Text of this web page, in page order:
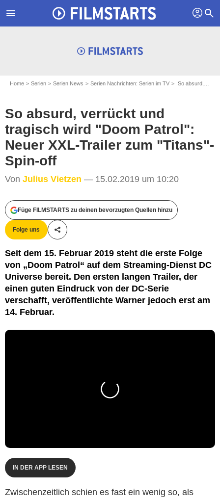
menu profil search
Home Serien Serien News Serien Nachrichten: Serien im TV So absurd, verrückt und tragisch wird "Doom Patrol": Neuer XXL-Trailer zum "Titans"-Spin-off
So absurd, verrückt und
tragisch wird "Doom Patrol":
Neuer XXL-Trailer zum "Titans"-
Spin-off
Von Julius Vietzen — 15.02.2019 um 10:20
Füge FILMSTARTS zu deinen bevorzugten Quellen hinzu
Folge uns
Teile diesen Artikel
Seit dem 15. Februar 2019 steht die erste Folge
von „Doom Patrol“ auf dem Streaming-Dienst DC
Universe bereit. Den ersten langen Trailer, der
einen guten Eindruck von der DC-Serie
verschafft, veröffentlichte Warner jedoch erst am
14. Februar.
IN DER APP LESEN
Zwischenzeitlich schien es fast ein wenig so, als